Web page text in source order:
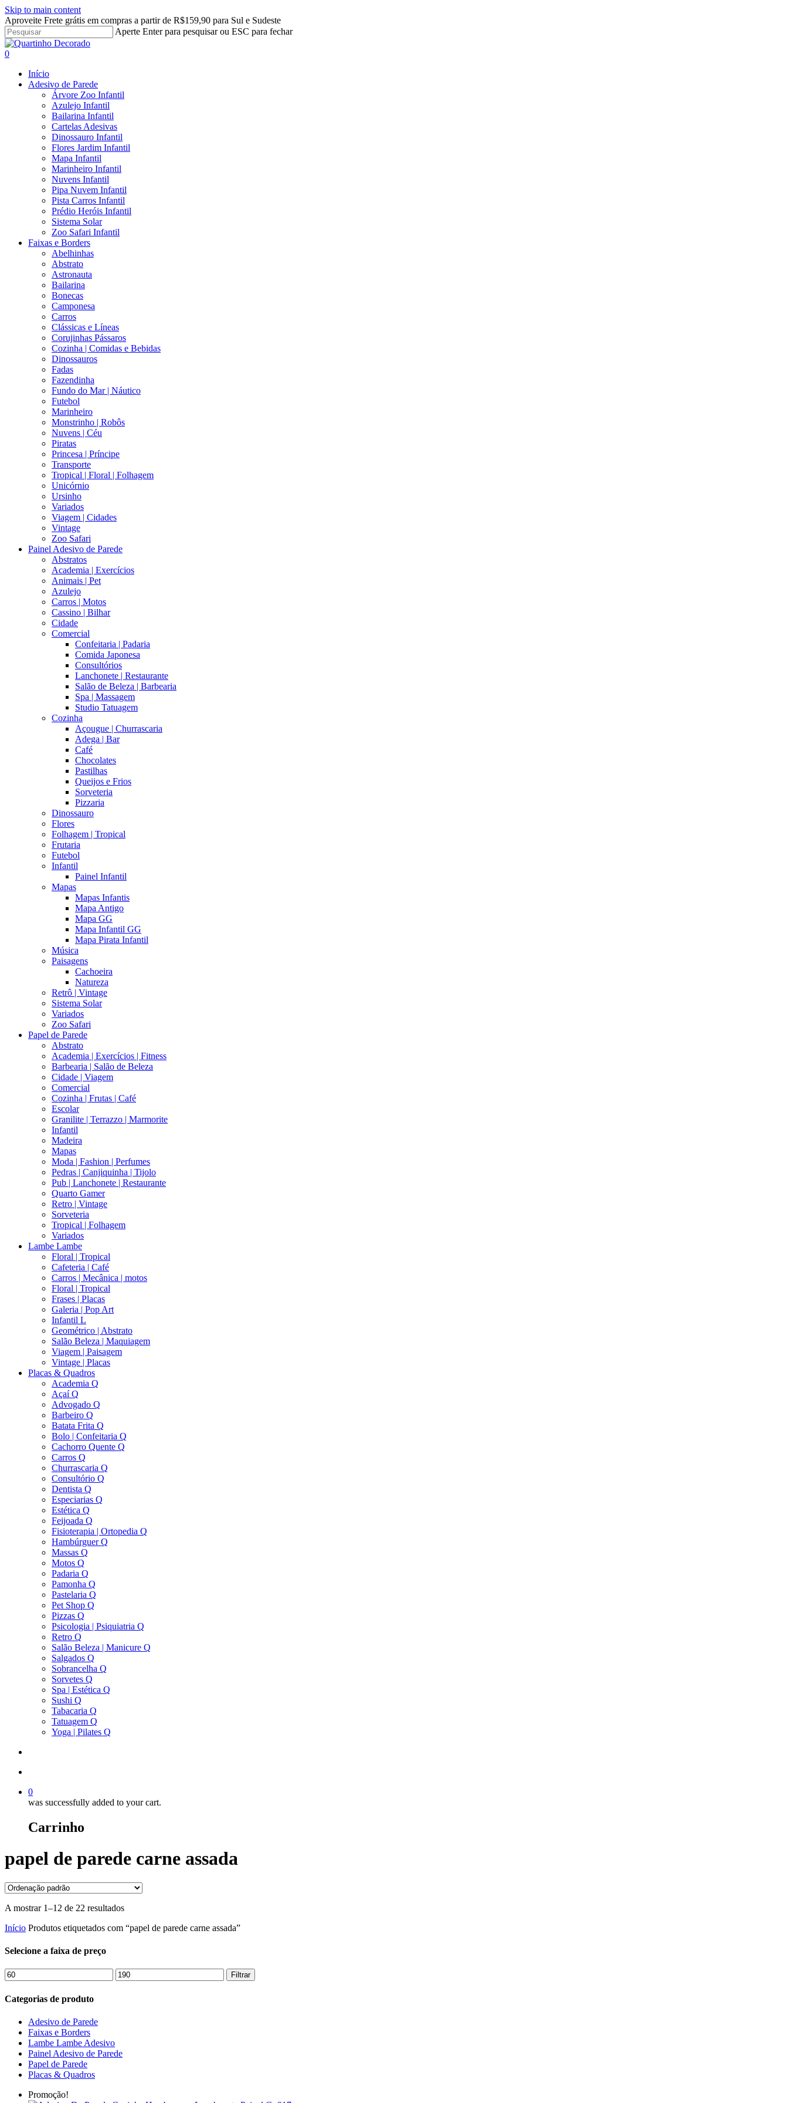
Skip to main content
Aproveite Frete grátis em compras a partir de R$159,90 para Sul e Sudeste
Aperte Enter para pesquisar ou ESC para fechar
Close
Search
search
account
0
Início
Adesivo de Parede
Árvore Zoo Infantil
Azulejo Infantil
Bailarina Infantil
Cartelas Adesivas
Dinossauro Infantil
Flores Jardim Infantil
Mapa Infantil
Marinheiro Infantil
Nuvens Infantil
Pipa Nuvem Infantil
Pista Carros Infantil
Prédio Heróis Infantil
Sistema Solar
Zoo Safari Infantil
Faixas e Borders
Abelhinhas
Abstrato
Astronauta
Bailarina
Bonecas
Camponesa
Carros
Clássicas e Líneas
Corujinhas Pássaros
Cozinha | Comidas e Bebidas
Dinossauros
Fadas
Fazendinha
Fundo do Mar | Náutico
Futebol
Marinheiro
Monstrinho | Robôs
Nuvens | Céu
Piratas
Princesa | Príncipe
Transporte
Tropical | Floral | Folhagem
Unicórnio
Ursinho
Variados
Viagem | Cidades
Vintage
Zoo Safari
Painel Adesivo de Parede
Abstratos
Academia | Exercícios
Animais | Pet
Azulejo
Carros | Motos
Cassino | Bilhar
Cidade
Comercial
Confeitaria | Padaria
Comida Japonesa
Consultórios
Lanchonete | Restaurante
Salão de Beleza | Barbearia
Spa | Massagem
Studio Tatuagem
Cozinha
Açougue | Churrascaria
Adega | Bar
Café
Chocolates
Pastilhas
Queijos e Frios
Sorveteria
Pizzaria
Dinossauro
Flores
Folhagem | Tropical
Frutaria
Futebol
Infantil
Painel Infantil
Mapas
Mapas Infantis
Mapa Antigo
Mapa GG
Mapa Infantil GG
Mapa Pirata Infantil
Música
Paisagens
Cachoeira
Natureza
Retrô | Vintage
Sistema Solar
Variados
Zoo Safari
Papel de Parede
Abstrato
Academia | Exercícios | Fitness
Barbearia | Salão de Beleza
Cidade | Viagem
Comercial
Cozinha | Frutas | Café
Escolar
Granilite | Terrazzo | Marmorite
Infantil
Madeira
Mapas
Moda | Fashion | Perfumes
Pedras | Canjiquinha | Tijolo
Pub | Lanchonete | Restaurante
Quarto Gamer
Retro | Vintage
Sorveteria
Tropical | Folhagem
Variados
Lambe Lambe
Floral | Tropical
Cafeteria | Café
Carros | Mecânica | motos
Floral | Tropical
Frases | Placas
Galeria | Pop Art
Infantil L
Geométrico | Abstrato
Salão Beleza | Maquiagem
Viagem | Paisagem
Vintage | Placas
Placas & Quadros
Academia Q
Açaí Q
Advogado Q
Barbeiro Q
Batata Frita Q
Bolo | Confeitaria Q
Cachorro Quente Q
Carros Q
Churrascaria Q
Consultório Q
Dentista Q
Especiarias Q
Estética Q
Feijoada Q
Fisioterapia | Ortopedia Q
Hambúrguer Q
Massas Q
Motos Q
Padaria Q
Pamonha Q
Pastelaria Q
Pet Shop Q
Pizzas Q
Psicologia | Psiquiatria Q
Retro Q
Salão Beleza | Manicure Q
Salgados Q
Sobrancelha Q
Sorvetes Q
Spa | Estética Q
Sushi Q
Tabacaria Q
Tatuagem Q
Yoga | Pilates Q
0
was successfully added to your cart.
Carrinho
papel de parede carne assada
A mostrar 1–12 de 22 resultados
Início Produtos etiquetados com “papel de parede carne assada”
Selecione a faixa de preço
Preço
mínimo
Preço
máximo
Filtrar
Categorias de produto
Adesivo de Parede
Faixas e Borders
Lambe Lambe Adesivo
Painel Adesivo de Parede
Papel de Parede
Placas & Quadros
Promoção!